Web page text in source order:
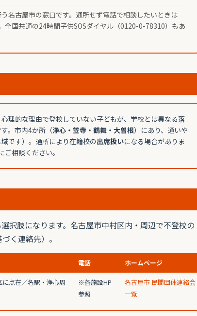
名古屋市の窓口です。通所せず電話で相談したいときは
全国共通の24時間子供SOSダイヤル（0120-0-78310）もあ
心理的な理由で登校していない子どもが、学校とは異なる落
。市内4か所（浄心・笠寺・鶴舞・大曽根）にあり、通いや
です）。通所により在籍校の出席扱いになる場合がありま
相談ください。
択肢になります。名古屋市中村区内・周辺で不登校の
く連絡先）。
電話 ホームページ
点在／名駅・浄心周
※各施設HP
参照
名古屋市 民間団体連絡会
一覧